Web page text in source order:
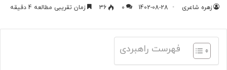
زهره شاعری 1402-08-28
0
36 زمان تقریبی مطالعه 4 دقیقه
فهرست راهبردی